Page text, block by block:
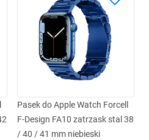
Pasek do Apple Watch Forcell
F-Design FA10 zatrzask stal 38
/ 40 / 41 mm niebieski